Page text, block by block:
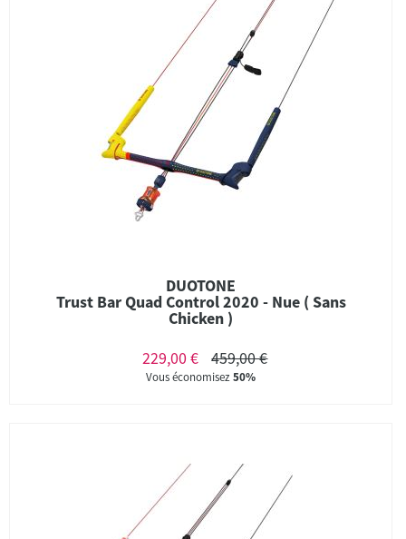
DUOTONE
Trust Bar Quad Control 2020 - Nue ( Sans
Chicken )
229,00 €
459,00 €
Vous économisez50%